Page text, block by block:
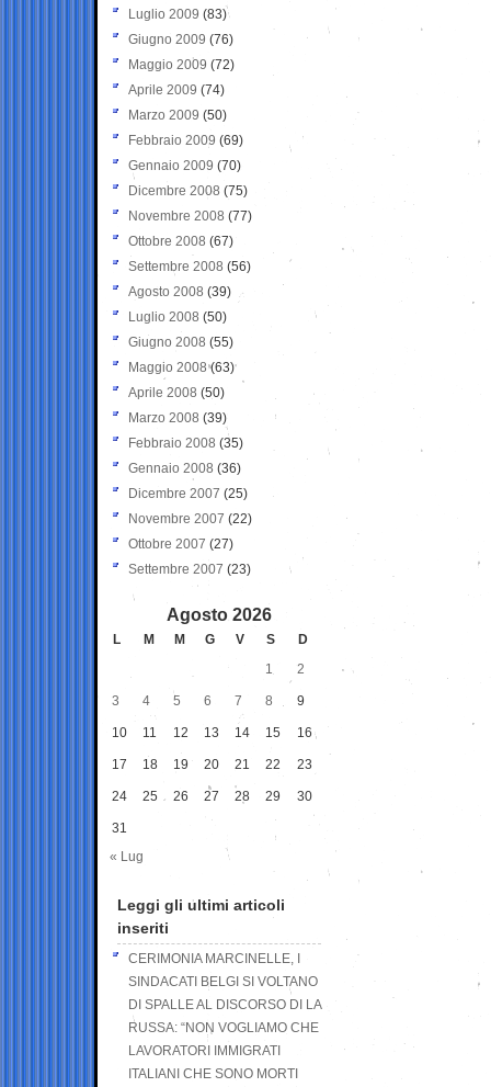
Luglio 2009 (83)
Giugno 2009 (76)
Maggio 2009 (72)
Aprile 2009 (74)
Marzo 2009 (50)
Febbraio 2009 (69)
Gennaio 2009 (70)
Dicembre 2008 (75)
Novembre 2008 (77)
Ottobre 2008 (67)
Settembre 2008 (56)
Agosto 2008 (39)
Luglio 2008 (50)
Giugno 2008 (55)
Maggio 2008(63)
Aprile 2008 (50)
Marzo 2008 (39)
Febbraio 2008 (35)
Gennaio 2008 (36)
Dicembre 2007 (25)
Novembre 2007 (22)
Ottobre 2007 (27)
Settembre 2007 (23)
Agosto 2026
L M M G V S
D
1
2
3 4 5 6 7 8 9
10 11 12 13 14 15 16
17 18 19 20 21 22 23
24 25 26 27 28 29 30
31
« Lug
Leggi gli ultimi articoli
inseriti
CERIMONIA MARCINELLE, I
SINDACATI BELGI SI VOLTANO
DI SPALLE AL DISCORSO DI LA
RUSSA: “NON VOGLIAMO CHE
LAVORATORI IMMIGRATI
ITALIANI CHE SONO MORTI